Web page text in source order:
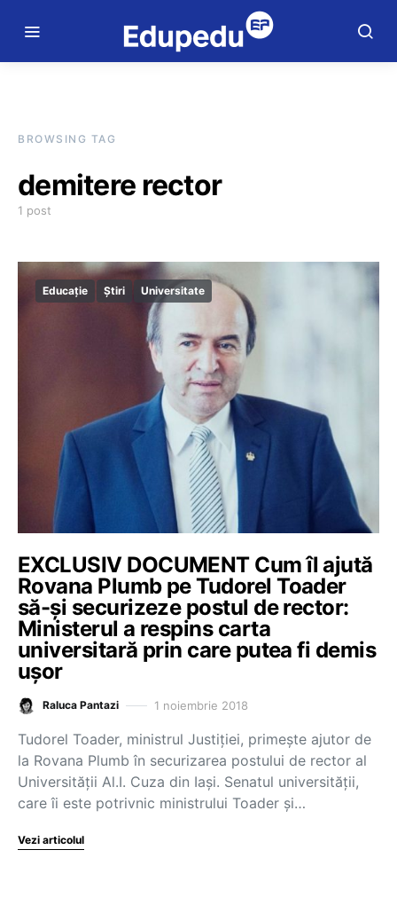
BROWSING TAG
demitere rector
1 post
Educație Știri Universitate
EXCLUSIV DOCUMENT Cum îl ajută
Rovana Plumb pe Tudorel Toader
să-și securizeze postul de rector:
Ministerul a respins carta
universitară prin care putea fi demis
ușor
Raluca Pantazi 1 noiembrie 2018
Tudorel Toader, ministrul Justiției, primește ajutor de
la Rovana Plumb în securizarea postului de rector al
Universității Al.I. Cuza din Iași. Senatul universității,
care îi este potrivnic ministrului Toader și…
Vezi articolul